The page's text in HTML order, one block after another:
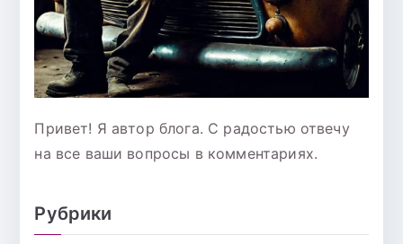
Привет! Я автор блога. С радостью отвечу
на все ваши вопросы в комментариях.
Рубрики